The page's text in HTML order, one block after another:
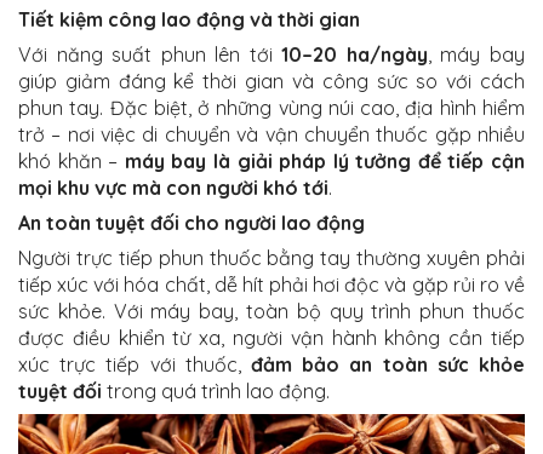
Tiết kiệm công lao động và thời gian
Với năng suất phun lên tới10–20 ha/ngày , máy bay
giúp giảm đáng kể thời gian và công sức so với cách
phun tay. Đặc biệt, ở những vùng núi cao, địa hình hiểm
trở – nơi việc di chuyển và vận chuyển thuốc gặp nhiều
khó khăn – máy bay là giải pháp lý tưởng để tiếp cận
mọi khu vực mà con người khó tới.
An toàn tuyệt đối cho người lao động
Người trực tiếp phun thuốc bằng tay thường xuyên phải
tiếp xúc với hóa chất, dễ hít phải hơi độc và gặp rủi ro về
sức khỏe. Với máy bay, toàn bộ quy trình phun thuốc
được điều khiển từ xa, người vận hành không cần tiếp
xúc trực tiếp với thuốc, đảm bảo an toàn sức khỏe
tuyệt đối trong quá trình lao động.